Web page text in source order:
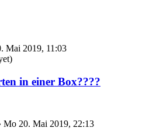
Mai 2019, 11:03
in einer Box????
Mo 20. Mai 2019, 22:13